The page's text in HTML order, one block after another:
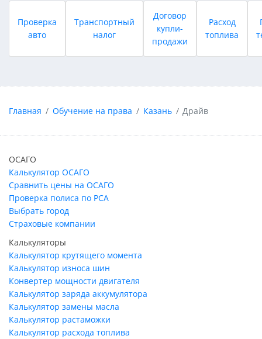
Проверка
авто
Транспортный
налог
Договор
купли-
продажи
Расход
топлива
Главная Обучение на права Казань Драйв
ОСАГО
Калькулятор ОСАГО
Сравнить цены на ОСАГО
Проверка полиса по РСА
Выбрать город
Страховые компании
Калькуляторы
Калькулятор крутящего момента
Калькулятор износа шин
Конвертер мощности двигателя
Калькулятор заряда аккумулятора
Калькулятор замены масла
Калькулятор растаможки
Калькулятор расхода топлива